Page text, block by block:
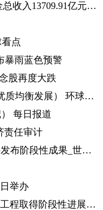
天天快消息！1-5月基本医疗保险基金总收入13709.91亿元，同比增长8.2%
点
暴雨蓝色预警
股再度大跌
城乡手拉手 共享好资源（解码·教育优质均衡发展） 环球通讯
每日报道
责任审计
2023WAIC 坚持跨界融合 脑机接口将发布阶段性成果_世界热讯
举办
途经一市两省！这条高铁又一重难点工程取得阶段性进展_前沿热点